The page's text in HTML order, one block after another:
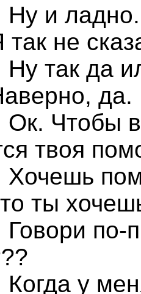
Ну и
не
так да
да.
Ок. Чтобы
твоя
Хочешь
ты
по-
у